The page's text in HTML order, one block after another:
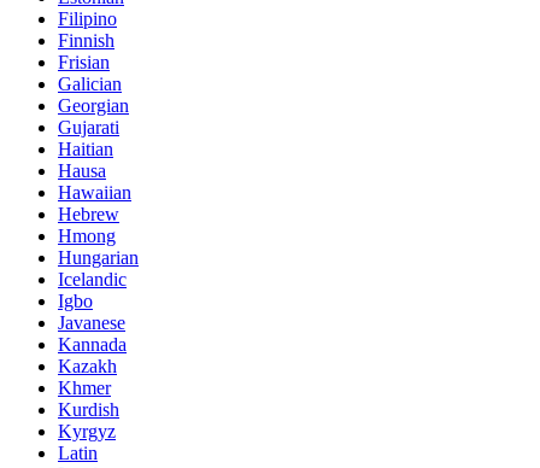
Filipino
Finnish
Frisian
Galician
Georgian
Gujarati
Haitian
Hausa
Hawaiian
Hebrew
Hmong
Hungarian
Icelandic
Igbo
Javanese
Kannada
Kazakh
Khmer
Kurdish
Kyrgyz
Latin